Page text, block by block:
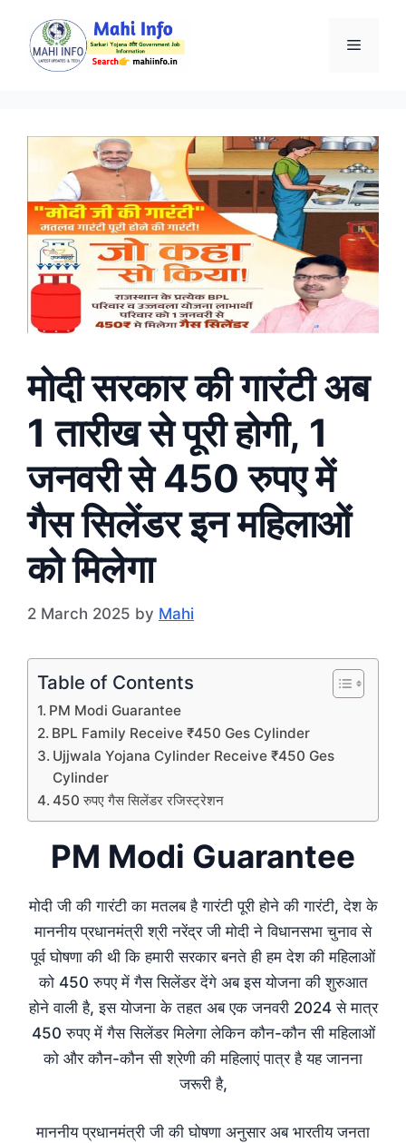
content
Menu
मोदी सरकार की गारंटी अब
1 तारीख से पूरी होगी, 1
जनवरी से 450 रुपए में
गैस सिलेंडर इन महिलाओं
को मिलेगा
2 March 2025 by Mahi
Table of Contents
PM Modi Guarantee
BPL Family Receive ₹450 Ges Cylinder
Ujjwala Yojana Cylinder Receive ₹450 Ges
Cylinder
450 रुपए गैस सिलेंडर रजिस्ट्रेशन
PM Modi Guarantee
मोदी जी की गारंटी का मतलब है गारंटी पूरी होने की गारंटी, देश के
माननीय प्रधानमंत्री श्री नरेंद्र जी मोदी ने विधानसभा चुनाव से
पूर्व घोषणा की थी कि हमारी सरकार बनते ही हम देश की महिलाओं
को 450 रुपए में गैस सिलेंडर देंगे अब इस योजना की शुरुआत
होने वाली है, इस योजना के तहत अब एक जनवरी 2024 से मात्र
450 रुपए में गैस सिलेंडर मिलेगा लेकिन कौन-कौन सी महिलाओं
को और कौन-कौन सी श्रेणी की महिलाएं पात्र है यह जानना
जरूरी है,
माननीय प्रधानमंत्री जी की घोषणा अनुसार अब भारतीय जनता